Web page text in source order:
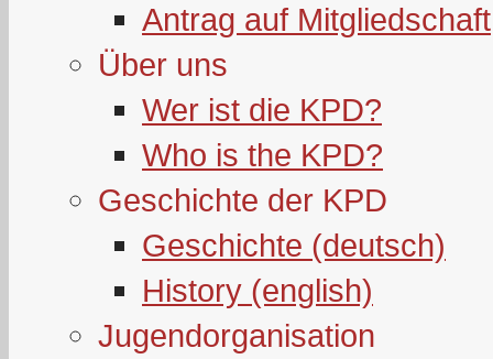
Antrag auf Mitgliedschaft
Über uns
Wer ist die KPD?
Who is the KPD?
Geschichte der KPD
Geschichte (deutsch)
History (english)
Jugendorganisation